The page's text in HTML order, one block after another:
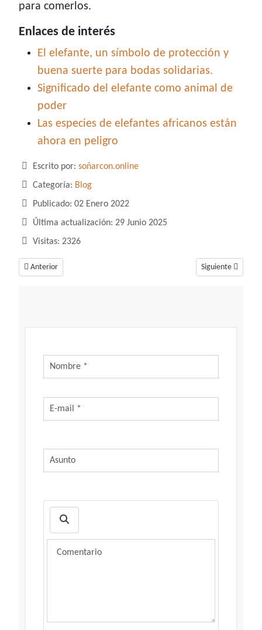
para comerlos.
Enlaces de interés
El elefante, un símbolo de protección y
buena suerte para bodas solidarias.
Significado del elefante como animal de
poder
Las especies de elefantes africanos están
ahora en peligro
Detalles
Escrito por: soñarcon.online
Categoría: Blog
Publicado: 02 Enero 2022
Última actualización: 29 Junio 2025
Visitas: 2326
Artículo anterior: Pechos perfectos
Anterior Artículo
Siguiente